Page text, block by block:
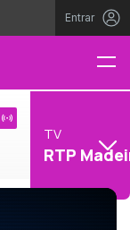
Entrar
TV
RTP